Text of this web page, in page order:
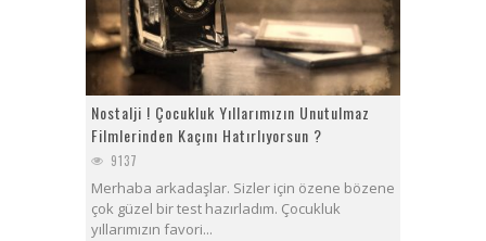
Nostalji ! Çocukluk Yıllarımızın Unutulmaz
Filmlerinden Kaçını Hatırlıyorsun ?
9137
Merhaba arkadaşlar. Sizler için özene bözene
çok güzel bir test hazırladım. Çocukluk
yıllarımızın favori...